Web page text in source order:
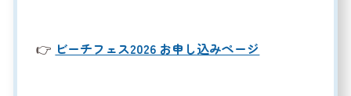
👉 ビーチフェス2026 お申し込みページ